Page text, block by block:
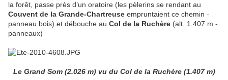
la forêt, passe près d’un oratoire (les pèlerins se rendant au
Couvent de la Grande-Chartreuse empruntaient ce chemin -
panneau bois) et débouche au Col de la Ruchère (alt. 1.407 m -
panneaux)
Le Grand Som (2.026 m) vu du Col de la Ruchère (1.407 m)